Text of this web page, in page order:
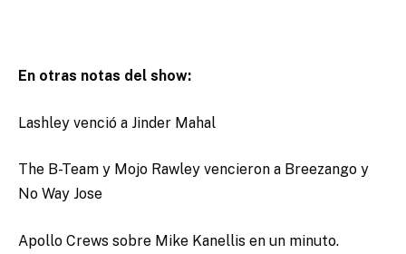
En otras notas del show:
Lashley venció a Jinder Mahal
The B-Team y Mojo Rawley vencieron a Breezango y
No Way Jose
Apollo Crews sobre Mike Kanellis en un minuto.